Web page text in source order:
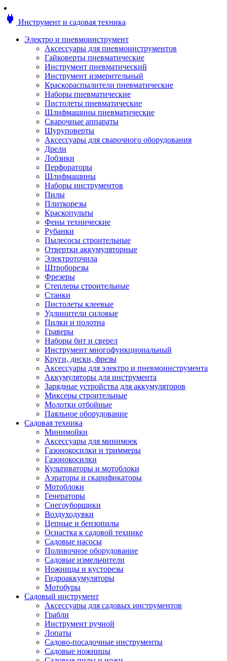
Аксессуары для садовых инструментов
Инструмент ручной
Лопаты
Садово-посадочные инструменты
Садовые ножницы
Садовые пилы и ножи
Секаторы и сучкорезы
Топоры
Баллоны газовые
Мангалы и коптильни
Мебель для сада
Ножницы по металлу
Тележки садовые
Автомобильная техника
Автозвук
Автомагнитолы
Колонки
Усилители
Модуляторы fm
Аксессуары
Электроника
Видеорегистраторы
Радар-детекторы
Парковочные радары
Навигаторы и аксессуары
Навигаторы
Камеры заднего вида
Автомобильные антенны
Сигнализации автомобильные
Телевизоры и мониторы автомобильные
Аксессуары
Автолампы
Автомобильные провода, кабели,
Автомобильный инструмент
Автохимия
Аккумуляторы, зарядные устройства,
Домкраты
Компрессоры и манометры
Разветвители и адаптеры прикуривателя
Термохолодильники
Шумоизоляция
Щетки стеклоочистителей
Прочие аксессуары для автомобилей
Велосипеды и самокаты
Электротранспорт
Радиоуправляемые модели
Аксессуары для велосипедов
аксессуары для радиоуправляемых моделей
Расходные материалы
Бумага разная
Бумага для офисной техники
Бумага для профессиональной печати
Фотобумага
Наклейки
Термобумага
Бумага для факса
Пленка для печати
Пленка для ламинирования
Материалы для заправки
Чернила и заправки
Фотобарабаны
power Инструмент и садовая техника
Электро и пневмоинструмент
Аксессуары для пневмоинструментов
Гайковерты пневматические
Инструмент пневматический
Инструмент измерительный
Краскораспылители пневматические
Наборы пневматические
Пистолеты пневматические
Шлифмашины пневматические
Сварочные аппараты
Шуруповерты
Аксессуары для сварочного оборудования
Дрели
Лобзики
Перфораторы
Шлифмашины
Наборы инструментов
Пилы
Плиткорезы
Краскопульты
Фены технические
Рубанки
Пылесосы строительные
Отвертки аккумуляторные
Электроточила
Штроборезы
Фрезеры
Степлеры строительные
Станки
Пистолеты клеевые
Удлинители силовые
Пилки и полотна
Граверы
Наборы бит и сверел
Инструмент многофункциональный
Круги, диски, фрезы
Аксессуары для электро и пневмоинструмента
Аккумуляторы для инструмента
Зарядные устройства для аккумуляторов
Миксеры строительные
Молотки отбойные
Паяльное оборудование
Садовая техника
Минимойки
Аксессуары для минимоек
Газонокосилки и триммеры
Газонокосилки
Культиваторы и мотоблоки
Аэраторы и скарификаторы
Мотоблоки
Генераторы
Снегоуборщики
Воздуходувки
Цепные и бензопилы
Оснастка к садовой технике
Садовые насосы
Поливочное оборудование
Садовые измельчители
Ножницы и кусторезы
Гидроаккумуляторы
Мотобуры
Садовый инструмент
Аксессуары для садовых инструментов
Грабли
Инструмент ручной
Лопаты
Садово-посадочные инструменты
Садовые ножницы